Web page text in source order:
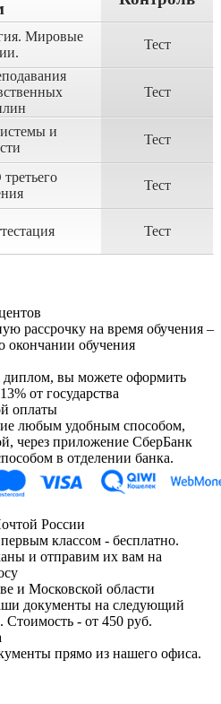
Мировые
Тест
Тест
и
Тест
Тест
Тест
рассрочку на время обучения –
окончании обучения
вы можете оформить
от государства
оплаты
любым удобным способом,
через приложение СберБанк
в отделении банка.
России
классом - бесплатно.
и отправим их вам на
и Московской области
документы на следующий
- от 450 руб.
прямо из нашего офиса.